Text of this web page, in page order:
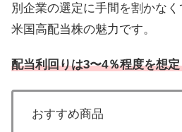
別企業の選定に手間を割かなく
米国高配当株の魅力です。
配当利回りは3〜4％程度を想
おすすめ商品